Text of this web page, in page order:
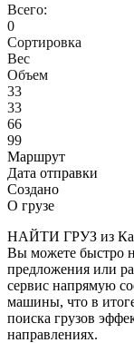
Всего:
0
Сортировка
Вес
Объем
33
33
66
99
Маршрут
Дата отправки
Создано
О грузе
НАЙТИ ГРУЗ из
Вы можете быстро
предложения или
сервис напрямую
машины, что в
поиска грузов
направлениях.